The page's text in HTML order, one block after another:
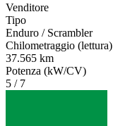
Venditore
Tipo
Enduro / Scrambler
Chilometraggio (lettura)
37.565 km
Potenza (kW/CV)
5 / 7